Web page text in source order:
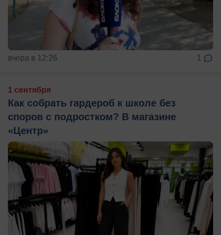
вчера в 12:26 1
1 сентября
Как собрать гардероб к школе без
споров с подростком? В магазине
«Центр»